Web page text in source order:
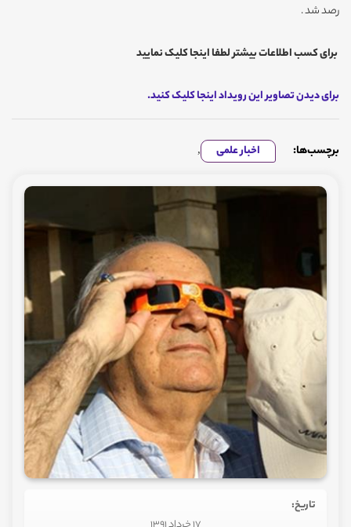
رصد شد .
برای کسب اطلاعات بیشتر لطفا اینجا کلیک نمایید
برای دیدن تصاویر این رویداد اینجا کلیک کنید.
برچسب‌ها: اخبار علمی ,
تاریخ: